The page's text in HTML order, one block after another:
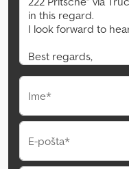
Ime*
E-pošta*